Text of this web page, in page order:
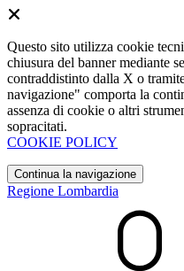
Questo sito utilizza cookie
chiusura del banner mediante
contraddistinto dalla X o
navigazione" comporta la
assenza di cookie o altri
sopracitati.
COOKIE POLICY
Continua la navigazione
Regione Lombardia